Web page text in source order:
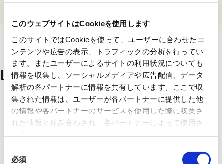
このウェブサイトはCookieを使用します
このサイトではCookieを使って、ユーザーに合わせたコ
ンテンツや広告の表示、トラフィックの分析を行ってい
ます。またユーザーによるサイトの利用状況についても
情報を収集し、ソーシャルメディアや広告配信、データ
解析の各パートナーに情報を共有しています。ここで収
集された情報は、ユーザーが各パートナーに提供した他
の情報や各パートナーのサービスを使用した際に収集さ
れた情報と組み合わされ、各パートナーによって使用さ
必須
List of handling manufacturers
Mitsubishi
Electric
Corporation